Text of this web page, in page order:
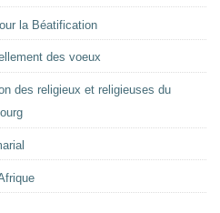
la Béatification
des voeux
des religieux et religieuses du